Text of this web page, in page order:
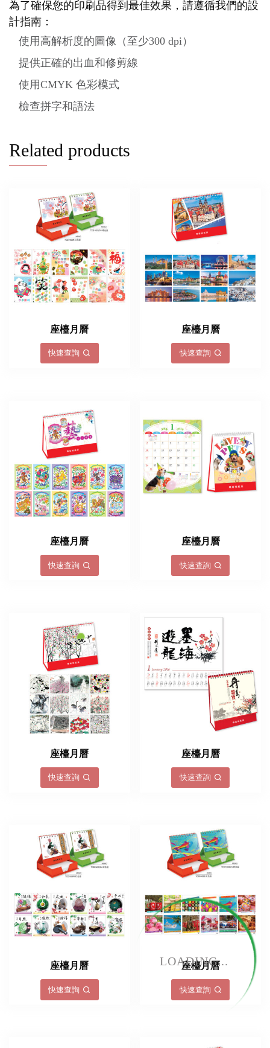
LOADING...
為了確保您的印刷品得到最佳效果，請遵循我們的設
計指南：
使用高解析度的圖像（至少300 dpi）
提供正確的出血和修剪線
使用CMYK 色彩模式
檢查拼字和語法
Related products
座檯月曆
快速查詢
座檯月曆
快速查詢
座檯月曆
快速查詢
座檯月曆
快速查詢
座檯月曆
快速查詢
座檯月曆
快速查詢
座檯月曆
快速查詢
座檯月曆
快速查詢